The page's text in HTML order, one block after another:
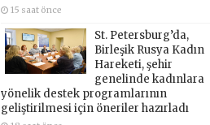
15 saat önce
St. Petersburg’da,
Birleşik Rusya Kadın
Hareketi, şehir
genelinde kadınlara
yönelik destek programlarının
geliştirilmesi için öneriler hazırladı